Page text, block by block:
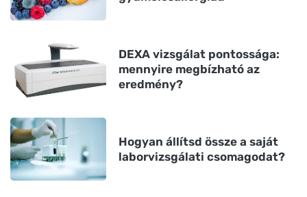
DEXA vizsgálat pontossága:
mennyire megbízható az
eredmény?
Hogyan állítsd össze a saját
laborvizsgálati csomagodat?